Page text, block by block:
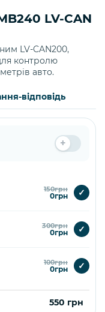
LV-CAN
LV-CAN200,
контролю
авто.
відповідь
150грн
0грн ✓
300грн
0грн ✓
100грн
0грн ✓
550 грн